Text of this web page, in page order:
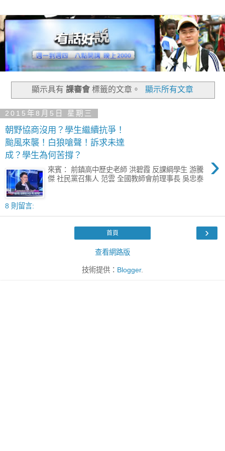
顯示具有 課審會標籤的文章。 顯示所有文章
2015年8月5日 星期三
朝野協商沒用？學生繼續抗爭！
颱風來襲！白狼嗆聲！訴求未達
成？學生為何苦撐？
›
來賓： 前鎮高中歷史老師 洪碧霞 反課綱學生 游騰
傑 社民黨召集人 范雲 全國教師會前理事長 吳忠泰
8 則留言:
›
首頁
查看網路版
技術提供： Blogger.